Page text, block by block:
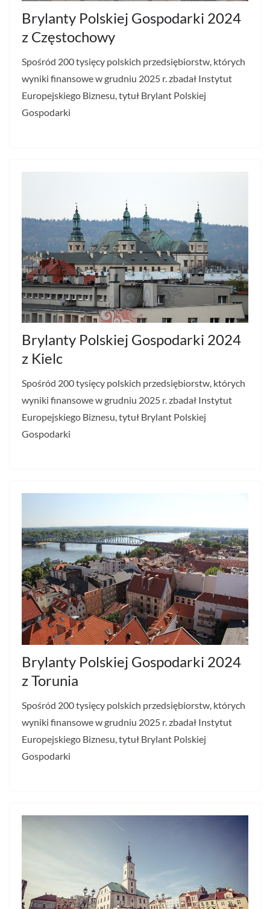
Brylanty Polskiej Gospodarki 2024
z Częstochowy
Spośród 200 tysięcy polskich przedsiębiorstw, których
wyniki finansowe w grudniu 2025 r. zbadał Instytut
Europejskiego Biznesu, tytuł Brylant Polskiej
Gospodarki
Brylanty Polskiej Gospodarki 2024
z Kielc
Spośród 200 tysięcy polskich przedsiębiorstw, których
wyniki finansowe w grudniu 2025 r. zbadał Instytut
Europejskiego Biznesu, tytuł Brylant Polskiej
Gospodarki
Brylanty Polskiej Gospodarki 2024
z Torunia
Spośród 200 tysięcy polskich przedsiębiorstw, których
wyniki finansowe w grudniu 2025 r. zbadał Instytut
Europejskiego Biznesu, tytuł Brylant Polskiej
Gospodarki